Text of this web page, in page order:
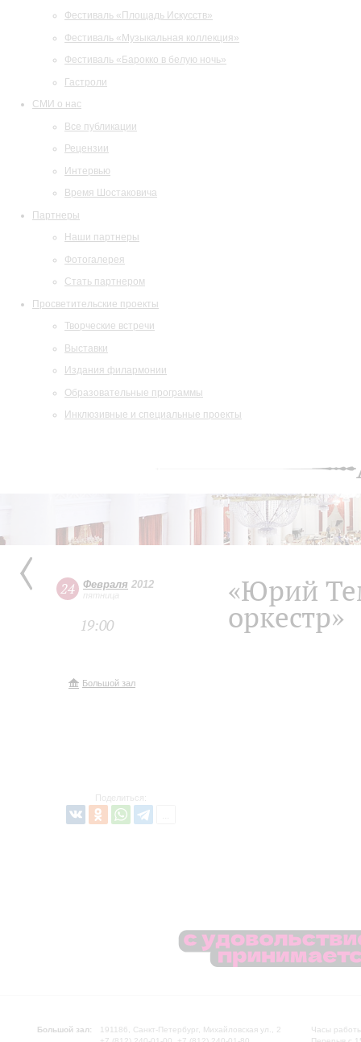
Фестиваль «Площадь Искусств»
Фестиваль «Музыкальная коллекция»
Фестиваль «Барокко в белую ночь»
Гастроли
СМИ о нас
Все публикации
Рецензии
Интервью
Время Шостаковича
Партнеры
Наши партнеры
Фотогалерея
Стать партнером
Просветительские проекты
Творческие встречи
Выставки
Издания филармонии
Образовательные программы
Инклюзивные и специальные проекты
24 Февраля 2012
пятница
19:00
Большой зал
Поделиться:
«Юрий
оркестр»
Большой зал:
191186, Санкт-Петербург, Михайловская ул., 2
Часы